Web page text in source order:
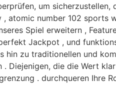
um
atomic number 102
Spiel erweitern ,
Jackpot , und
hin zu traditionellen und
Diejenigen, die die Wert
. durchqueren